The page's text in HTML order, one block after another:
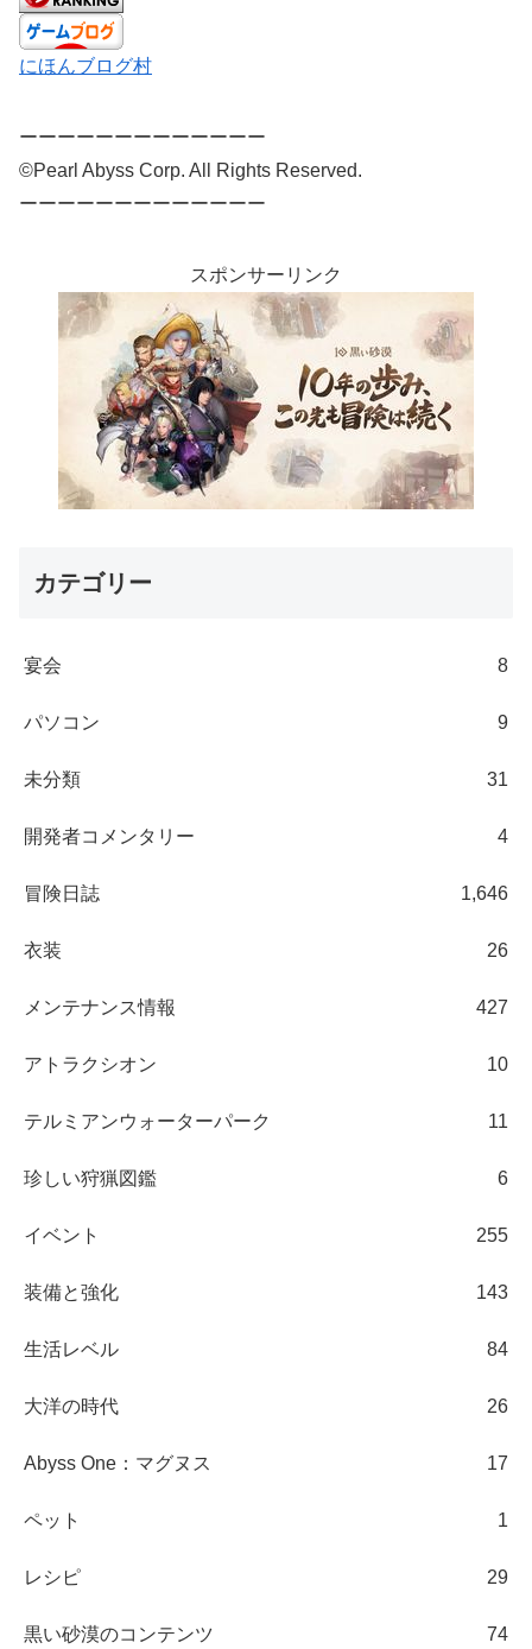
にほんブログ村
ーーーーーーーーーーーーー
©Pearl Abyss Corp. All Rights Reserved.
ーーーーーーーーーーーーー
スポンサーリンク
カテゴリー
宴会 8
パソコン 9
未分類 31
開発者コメンタリー 4
冒険日誌 1,646
衣装 26
メンテナンス情報 427
アトラクシオン 10
テルミアンウォーターパーク 11
珍しい狩猟図鑑 6
イベント 255
装備と強化 143
生活レベル 84
大洋の時代 26
Abyss One：マグヌス 17
ペット 1
レシピ 29
黒い砂漠のコンテンツ 74